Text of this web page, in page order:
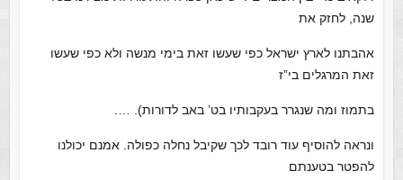
שנה, לחזק את
אהבתנו לארץ ישראל כפי שעשו זאת בימי מנשה ולא כפי שעשו
זאת המרגלים בי”ז
בתמוז ומה שנגרר בעקבותיו בט’ באב לדורות). ….
ונראה להוסיף עוד רובד לכך שקיבל נחלה כפולה. אמנם יכולנו
להפטר בטענתם